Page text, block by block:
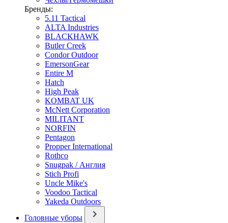
Бренды:
5.11 Tactical
ALTA Industries
BLACKHAWK
Butler Creek
Condor Outdoor
EmersonGear
Entire M
Hatch
High Peak
KOMBAT UK
McNett Corporation
MILITANT
NORFIN
Pentagon
Propper International
Rothco
Snugpak / Англия
Stich Profi
Uncle Mike's
Voodoo Tactical
Yakeda Outdoors
Головные уборы